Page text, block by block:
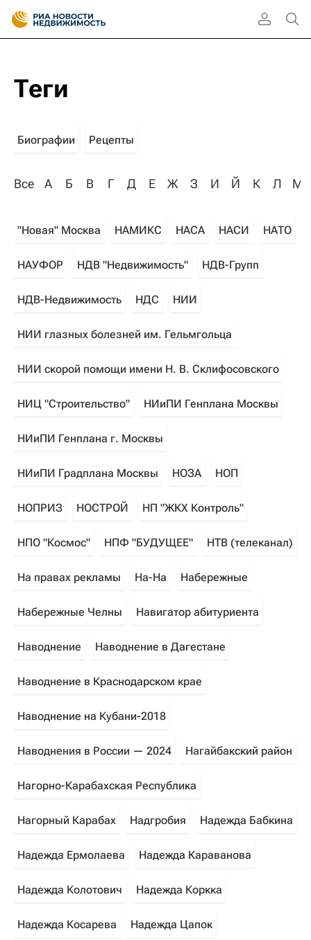
Теги
Биографии Рецепты
Все А Б В Г Д Е Ж З И Й К Л М
"Новая" Москва НАМИКС НАСА НАСИ НАТО
НАУФОР НДВ "Недвижимость" НДВ-Групп
НДВ-Недвижимость НДС НИИ
НИИ глазных болезней им. Гельмгольца
НИИ скорой помощи имени Н. В. Склифосовского
НИЦ "Строительство" НИиПИ Генплана Москвы
НИиПИ Генплана г. Москвы
НИиПИ Градплана Москвы НОЗА НОП
НОПРИЗ НОСТРОЙ НП "ЖКХ Контроль"
НПО "Космос" НПФ "БУДУЩЕЕ" НТВ (телеканал)
На правах рекламы На-На Набережные
Набережные Челны Навигатор абитуриента
Наводнение Наводнение в Дагестане
Наводнение в Краснодарском крае
Наводнение на Кубани-2018
Наводнения в России — 2024 Нагайбакский район
Нагорно-Карабахская Республика
Нагорный Карабах Надгробия Надежда Бабкина
Надежда Ермолаева Надежда Караванова
Надежда Колотович Надежда Коркка
Надежда Косарева Надежда Цапок